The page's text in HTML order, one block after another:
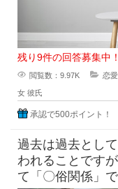
残り9件の回答募集中！
閲覧数：9.97K 恋
女 彼氏
承認で500ポイント！
過去は過去とし
われることです
て「〇俗関係」